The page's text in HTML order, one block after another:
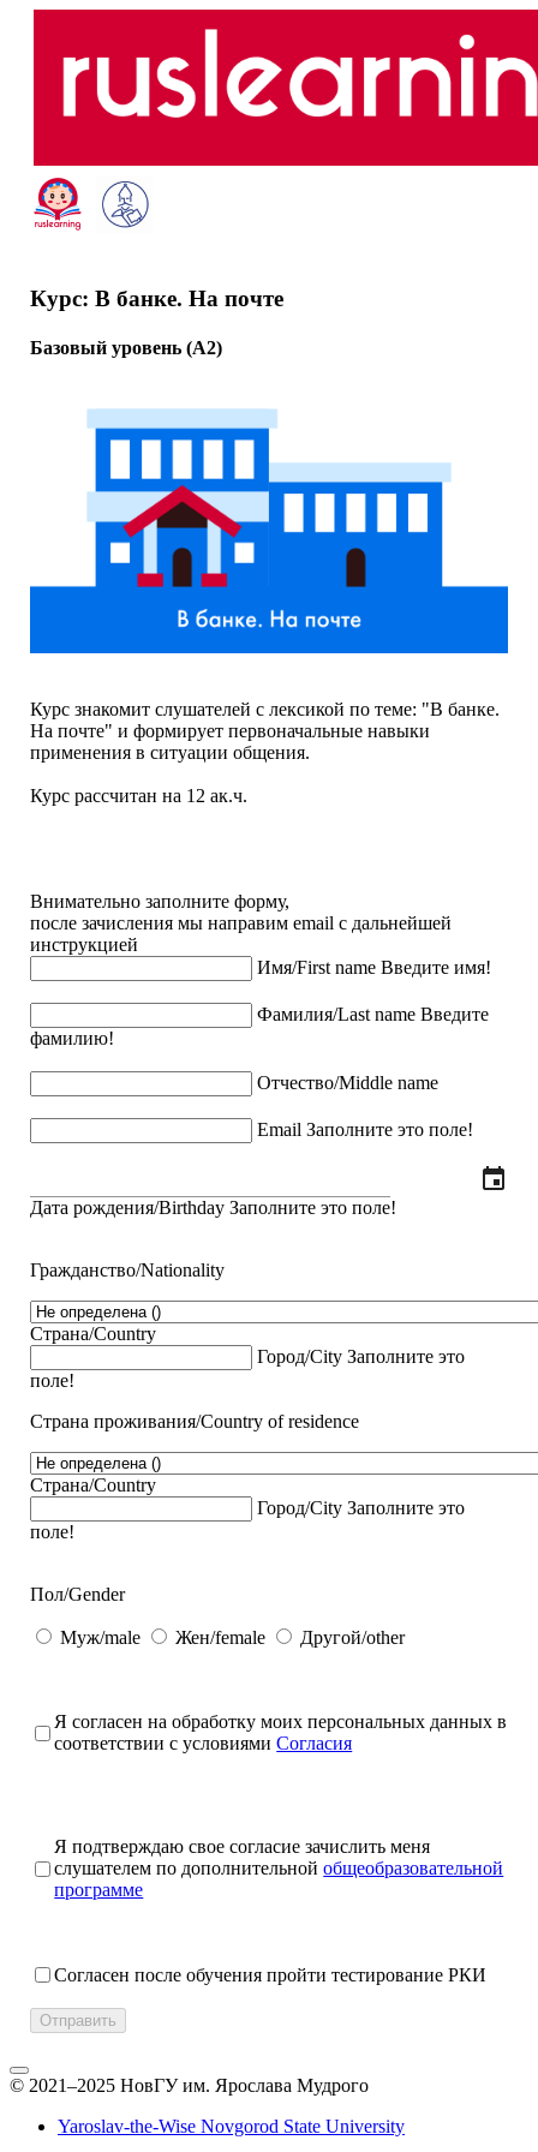
Курс: В банке. На почте
Базовый уровень (A2)
Курс знакомит слушателей с лексикой по теме: "В банке.
На почте" и формирует первоначальные навыки
применения в ситуации общения.
Курс рассчитан на 12 ак.ч.
Внимательно заполните форму,
после зачисления мы направим email с дальнейшей
инструкцией
Имя/First name Введите имя!
Фамилия/Last name Введите
фамилию!
Отчество/Middle name
Email Заполните это поле!
event
Дата рождения/Birthday Заполните это поле!
Гражданство/Nationality
Страна/Country
Город/City Заполните это
поле!
Страна проживания/Country of residence
Страна/Country
Город/City Заполните это
поле!
Пол/Gender
Муж/male Жен/female Другой/other
Я согласен на обработку моих персональных данных в
соответствии с условиямиСогласия
Я подтверждаю свое согласие зачислить меня
слушателем по дополнительнойобщеобразовательной
программе
Согласен после обучения пройти тестирование РКИ
Отправить
© 2021–2025 НовГУ им. Ярослава Мудрого
Yaroslav-the-Wise Novgorod State University